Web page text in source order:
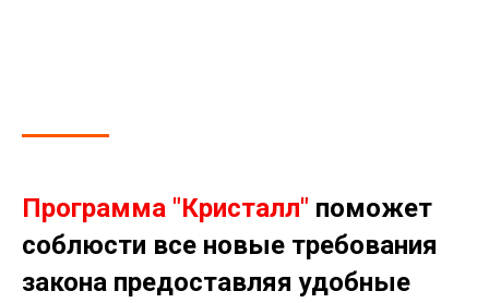
Программа "Кристалл" поможет
соблюсти все новые требования
закона предоставляя удобные